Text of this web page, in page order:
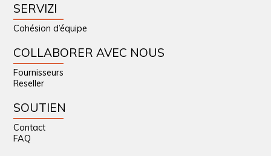
SERVIZI
Cohésion d’équipe
COLLABORER AVEC NOUS
Fournisseurs
Reseller
SOUTIEN
Contact
FAQ